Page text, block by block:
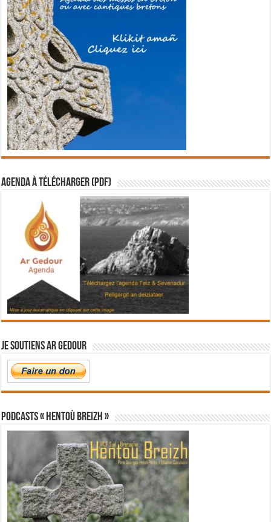
Agenda à télécharger (PDF)
Je soutiens Ar Gedour
PODCASTS « Hentoù Breizh »